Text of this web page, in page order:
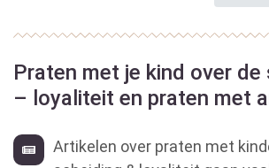
Praten met je kind over de
– loyaliteit en praten met
Artikelen over praten met